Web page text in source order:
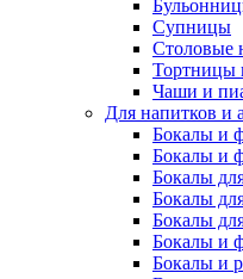
Супницы
Столовые
Тортницы
Чаши и
Для напитков и
Бокалы и
Бокалы и
Бокалы
Бокалы
Бокалы
Бокалы и
Бокалы и